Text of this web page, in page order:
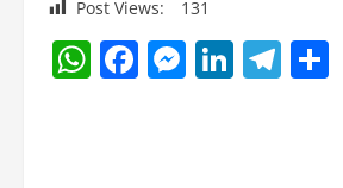
Post Views: 131
WhatsApp
Facebook